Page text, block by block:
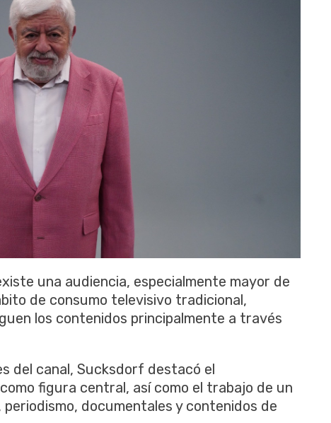
una audiencia, especialmente mayor de
de consumo televisivo tradicional,
los contenidos principalmente a través
del canal, Sucksdorf destacó el
figura central, así como el trabajo de un
documentales y contenidos de